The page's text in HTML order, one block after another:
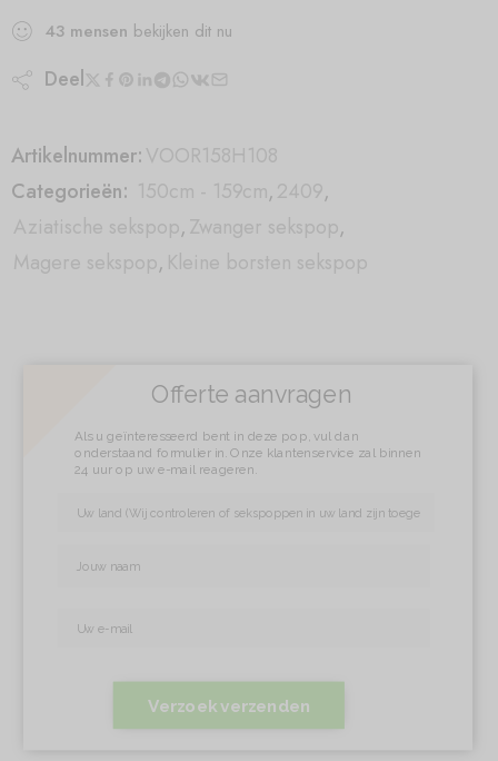
43 mensen bekijken dit nu
Deel
Artikelnummer:VOOR158H108
Categorieën: 150cm - 159cm,2409,
Aziatische sekspop,Zwanger sekspop,
Magere sekspop, Kleine borsten sekspop
Offerte aanvragen
Als u geïnteresseerd bent in deze pop, vul dan
onderstaand formulier in. Onze klantenservice zal binnen
24 uur op uw e-mail reageren.
Verzoek verzenden